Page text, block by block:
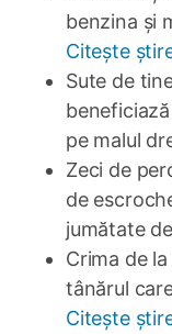
benzina și
Citește
Sute de
pe malul
Zeci de
de
jumătate
Crima de
tânărul
Citește